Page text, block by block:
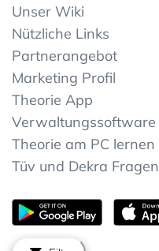
Unser Wiki
Nützliche Links
Partnerangebot
Marketing Profil
Theorie App
Verwaltungssoftware
Theorie am PC lernen
Tüv und Dekra Fragen